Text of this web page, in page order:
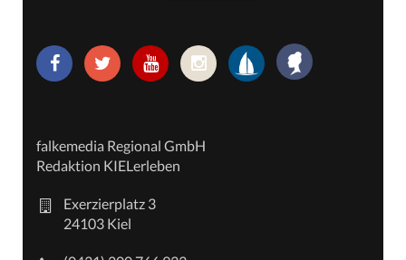
falkemedia Regional GmbH
Redaktion KIELerleben
Exerzierplatz 3
24103 Kiel